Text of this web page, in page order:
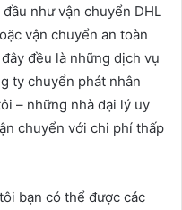
như vận chuyển DHL
vận chuyển an toàn
đều là những dịch vụ
ty chuyển phát nhân
– những nhà đại lý uy
chuyển với chi phí thấp
bạn có thể được các